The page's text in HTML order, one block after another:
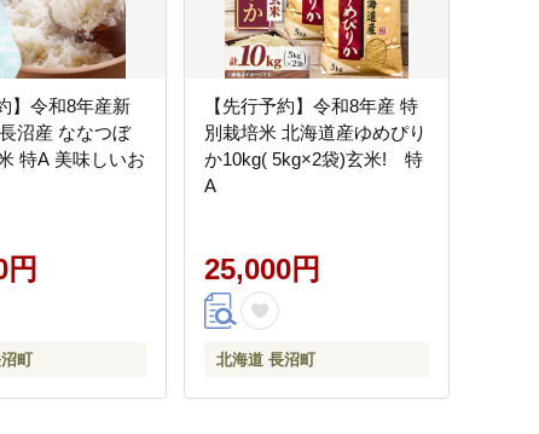
】令和8年産新
沼産 ななつぼ
特A 美味しいお
町
【先行予約】令和8年産 特
別栽培米 北海道産ゆめぴり
か10kg( 5kg×2袋)玄米! 特
A
25,000円
北海道 長沼町